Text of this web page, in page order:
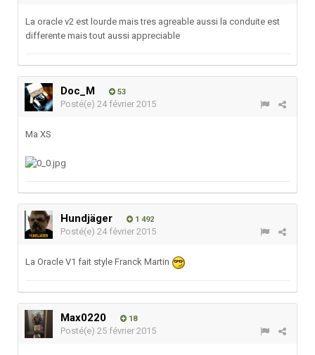
La oracle v2 est lourde mais tres agreable aussi la conduite est
differente mais tout aussi appreciable
Doc_M 53
Posté(e) 24 février 2015
Ma XS
Hundjäger 1 492
Posté(e) 24 février 2015
La Oracle V1 fait style Franck Martin
Max0220 18
Posté(e) 25 février 2015